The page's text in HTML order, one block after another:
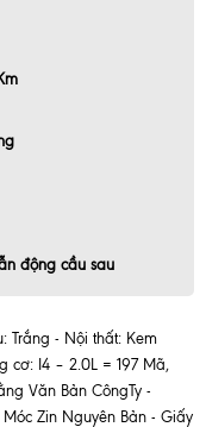
động cầu sau
Trắng - Nội thất: Kem
I4 – 2.0L = 197 Mã,
Văn Bản CôngTy -
Zin Nguyên Bản - Giấy